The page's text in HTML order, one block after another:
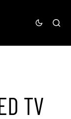
TV